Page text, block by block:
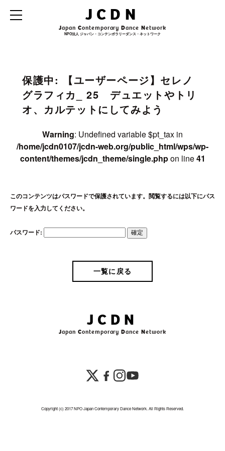
JCDN
Japan ContemporaryDanceNetwork
NPO法人 ジャパン・コンテンポラリーダンス・ネットワーク
/home/jcdn0107/jcdn-web.org/public_html/wps/wp-
content/themes/jcdn_theme/single.php
保護中: 【ユーザーページ】セレノ
グラフィカ_ 25 デュエットやトリ
オ、カルテットにしてみよう
Warning: Undefined variable $pt_tax in
/home/jcdn0107/jcdn-web.org/public_html/wps/wp-
content/themes/jcdn_theme/single.phpon line41
このコンテンツはパスワードで保護されています。閲覧するには以下にパス
ワードを入力してください。
パスワード:
一覧に戻る
JCDN
Japan ContemporaryDanceNetwork
Copyright (c) 2017 NPO Japan Contemporary Dance Network. All Rights Reserved.